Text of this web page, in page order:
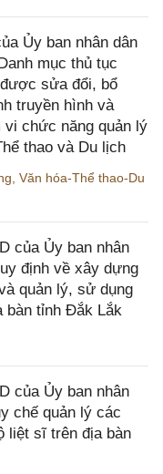
Ủy ban nhân dân
mục thủ tục
sửa đổi, bổ
truyền hình và
vi chức năng quản lý
thao và Du lịch
Văn hóa-Thể thao-Du
của Ủy ban nhân
định về xây dựng
quản lý, sử dụng
bàn tỉnh Đắk Lắk
của Ủy ban nhân
chế quản lý các
liệt sĩ trên địa bàn